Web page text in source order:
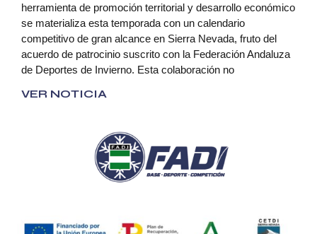
herramienta de promoción territorial y desarrollo económico
se materializa esta temporada con un calendario
competitivo de gran alcance en Sierra Nevada, fruto del
acuerdo de patrocinio suscrito con la Federación Andaluza
de Deportes de Invierno. Esta colaboración no
VER NOTICIA